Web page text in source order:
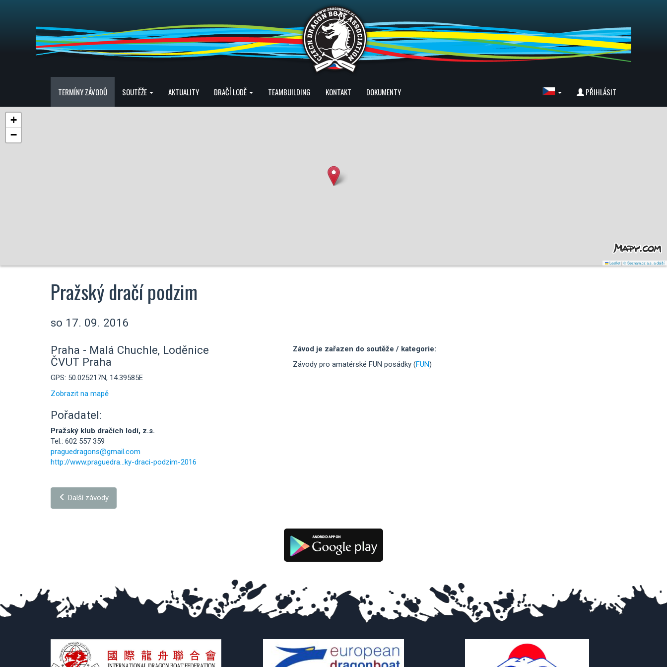
TERMÍNY ZÁVODŮ SOUTĚŽE AKTUALITY DRAČÍ LODĚ TEAMBUILDING KONTAKT DOKUMENTY PŘIHLÁSIT
+
−
Leaflet|© Seznam.cz a.s. a další
Pražský dračí podzim
so 17. 09. 2016
Praha - Malá Chuchle, Loděnice
ČVUT Praha
GPS: 50.025217N, 14.39585E
Zobrazit na mapě
Pořadatel:
Pražský klub dračích lodí, z.s.
Tel.: 602 557 359
praguedragons@gmail.com
http://www.praguedra...ky-draci-podzim-2016
Závod je zařazen do soutěže / kategorie:
Závody pro amatérské FUN posádky (FUN)
Další závody